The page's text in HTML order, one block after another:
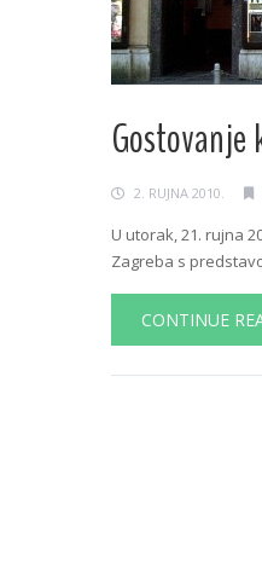
Gostovanje
2. RUJNA 2010.
U utorak, 21. rujna
Zagreba s
CONTINUE